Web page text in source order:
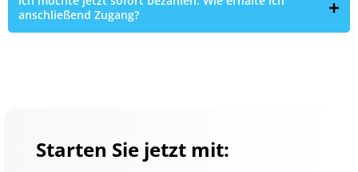
anschließend Zugang?
Starten Sie jetzt mit: